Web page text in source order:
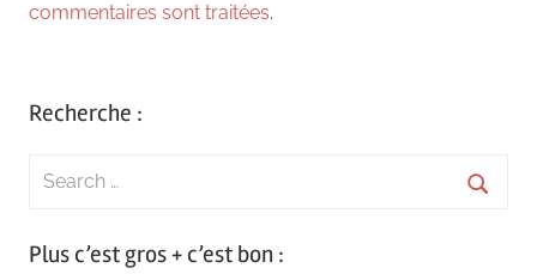
commentaires sont traitées.
Recherche :
Search
Plus c’est gros + c’est bon :